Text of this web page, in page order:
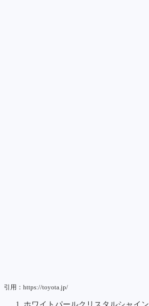
引用：https://toyota.jp/
ホワイトパールクリスタルシャイン